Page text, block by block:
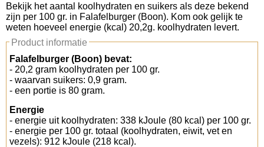
Koolhydraten tellen
Links
Bekijk het aantal koolhydraten en suikers als deze bekend
zijn per 100 gr. in Falafelburger (Boon). Kom ook gelijk te
weten hoeveel energie (kcal) 20,2g. koolhydraten levert.
Product informatie
Falafelburger (Boon) bevat:
- 20,2 gram koolhydraten per 100 gr.
- waarvan suikers: 0,9 gram.
- een portie is 80 gram.
Energie
- energie uit koolhydraten: 338 kJoule (80 kcal) per 100 gr.
- energie per 100 gr. totaal (koolhydraten, eiwit, vet en
vezels): 912 kJoule (218 kcal).